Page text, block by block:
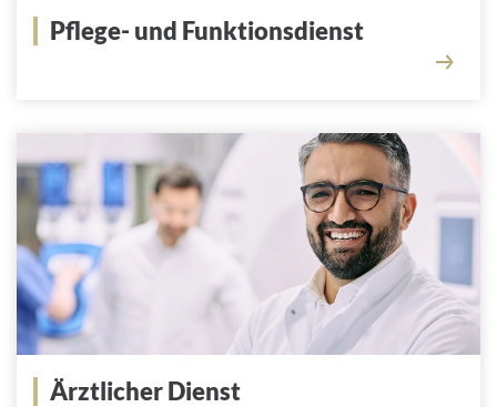
Pflege- und Funktionsdienst
Ärztlicher Dienst